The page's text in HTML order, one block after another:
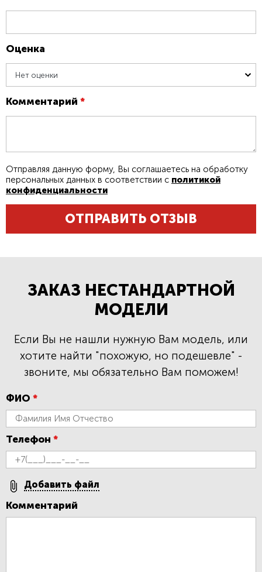
Оценка
Нет оценки
Комментарий *
ОТПРАВИТЬ ОТЗЫВ
Отправляя данную форму, Вы соглашаетесь на обработку
персональных данных в соответствии с политикой
конфиденциальности
ЗАКАЗ НЕСТАНДАРТНОЙ
МОДЕЛИ
Если Вы не нашли нужную Вам модель, или
хотите найти "похожую, но подешевле" -
звоните, мы обязательно Вам поможем!
ФИО *
Телефон *
Добавить файл
Комментарий